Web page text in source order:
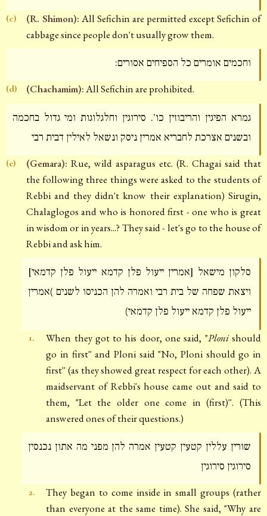
(c) (R. Shimon): All Sefichin are permitted except Sefichin of
cabbage since people don't usually grow them.
וחכמים אומרים כל הספיחים אסורים:
(d) (Chachamim):All Sefichin are prohibited.
גמרא הפיגין והריבוזין כו'. סירוגין וחלגלוגות ומי גדול בחכמה
ובשנים אצרכת לחבריא אמרין ניסק ונשאל לאילין דבית רבי
(e) (Gemara): Rue, wild asparagus etc. (R. Chagai said that
the following three things were asked to the students of
Rebbi and they didn't know their explanation) Sirugin,
Chalaglogos and who is honored first - one who is great
in wisdom or in years...? They said - let's go to the house of
Rebbi and ask him.
סלקון מישאל [אמרין ייעול פלן קדמא ייעול פלן קדמאי]
ויצאת שפחה של בית רבי ואמרה להן הכניסו לשנים )אמרין
ייעול פלן קדמא ייעול פלן קדמאי)
1. When they got to his door, one said, "Plonishould
go in first'' and Ploni said "No, Ploni should go in
first'' (as they showed great respect for each other). A
maidservant of Rebbi's house came out and said to
them, "Let the older one come in (first)''. (This
answered ones of their questions.)
שורין עללין קטעין קטעין אמרה להן מפני מה אתון נכנסין
סירוגין סירוגין
2.
They began to come inside in small groups (rather
than everyone at the same time). She said, "Why are